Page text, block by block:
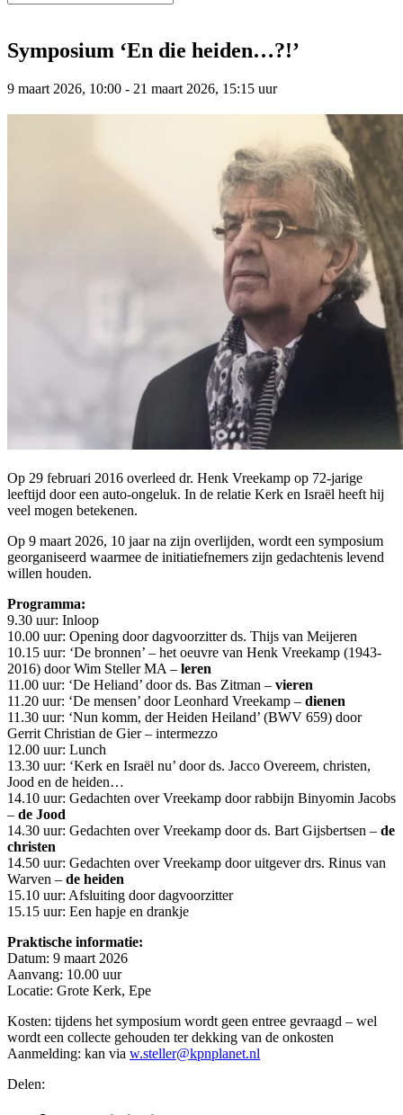
Symposium ‘En die heiden…?!’
9 maart 2026, 10:00 - 21 maart 2026, 15:15 uur
Op 29 februari 2016 overleed dr. Henk Vreekamp op 72-jarige
leeftijd door een auto-ongeluk. In de relatie Kerk en Israël heeft hij
veel mogen betekenen.
Op 9 maart 2026, 10 jaar na zijn overlijden, wordt een symposium
georganiseerd waarmee de initiatiefnemers zijn gedachtenis levend
willen houden.
Programma:
9.30 uur: Inloop
10.00 uur: Opening door dagvoorzitter ds. Thijs van Meijeren
10.15 uur: ‘De bronnen’ – het oeuvre van Henk Vreekamp (1943-
2016) door Wim Steller MA – leren
11.00 uur: ‘De Heliand’ door ds. Bas Zitman – vieren
11.20 uur: ‘De mensen’ door Leonhard Vreekamp – dienen
11.30 uur: ‘Nun komm, der Heiden Heiland’ (BWV 659) door
Gerrit Christian de Gier – intermezzo
12.00 uur: Lunch
13.30 uur: ‘Kerk en Israël nu’ door ds. Jacco Overeem, christen,
Jood en de heiden…
14.10 uur: Gedachten over Vreekamp door rabbijn Binyomin Jacobs
– de Jood
14.30 uur: Gedachten over Vreekamp door ds. Bart Gijsbertsen – de
christen
14.50 uur: Gedachten over Vreekamp door uitgever drs. Rinus van
Warven – de heiden
15.10 uur: Afsluiting door dagvoorzitter
15.15 uur: Een hapje en drankje
Praktische informatie:
Datum: 9 maart 2026
Aanvang: 10.00 uur
Locatie: Grote Kerk, Epe
Kosten: tijdens het symposium wordt geen entree gevraagd – wel
wordt een collecte gehouden ter dekking van de onkosten
Aanmelding: kan via w.steller@kpnplanet.nl
Delen: